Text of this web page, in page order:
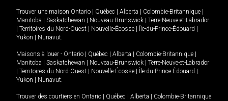
Trouver une maison Ontario Québec Alberta Colombie-Britannique
Manitoba
Saskatchewan Nouveau-Brunswick
Terre-Neuve-et-Labrador
Territoires du Nord-Ouest Nouvelle-Écosse Île-du-Prince-Édouard
Yukon
Nunavut.
Maisons à louer - Ontario Québec Alberta Colombie-Britannique
Manitoba
Saskatchewan Nouveau-Brunswick
Terre-Neuve-et-Labrador
Territoires du Nord-Ouest Nouvelle-Écosse Île-du-Prince-Édouard
Yukon
Nunavut.
Trouver des courtiers en Ontario Québec Alberta
Colombie-Britannique